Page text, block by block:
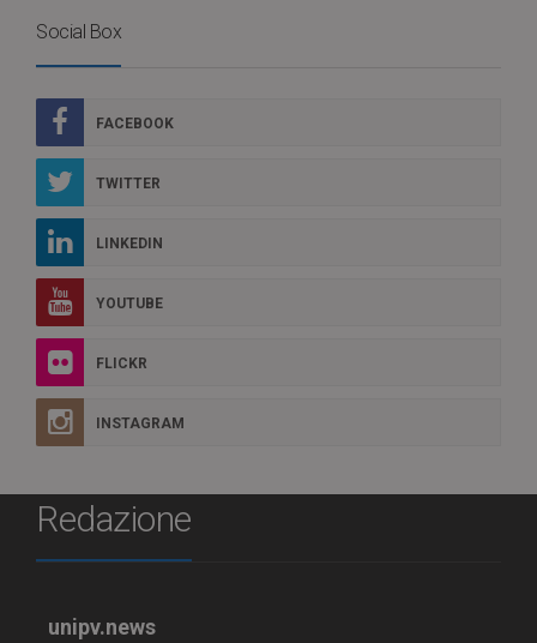
Social Box
FACEBOOK
TWITTER
LINKEDIN
YOUTUBE
FLICKR
INSTAGRAM
Redazione
unipv.news